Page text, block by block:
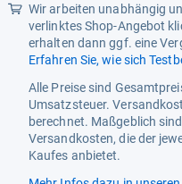
Finish
Gefriervermögen in 24 Std.
Herstellergarantie
Höhe
Installationsart
Wir arbeiten unabhängig
verlinktes Shop-Angebot
erhalten dann ggf. eine
Erfahren Sie, wie sich
Alle Preise sind
Umsatzsteuer.
berechnet. Maßgeblich
Versandkosten, die der
Kaufes anbietet.